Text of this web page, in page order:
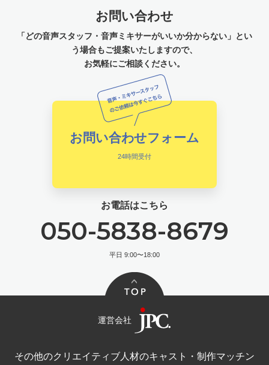
お問い合わせ
「どの音声スタッフ・音声ミキサーがいいか分からない」とい
う場合もご提案いたしますので、
お気軽にご相談ください。
お問い合わせフォーム
24時間受付
お電話はこちら
050-5838-8679
平日 9:00〜18:00
運営会社
その他のクリエイティブ人材のキャスト・制作マッチン